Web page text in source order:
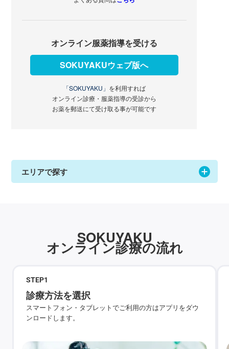
オンライン服薬指導を受ける
SOKUYAKUウェブ版へ
「SOKUYAKU」 を利用すれば
オンライン診療・服薬指導の受診から
お薬を郵送にて受け取る事が可能です
エリアで探す
SOKUYAKU
オンライン診療の流れ
STEP1
診療方法を選択
スマートフォン・タブレットでご利用の方はアプリをダウ
ンロードします。